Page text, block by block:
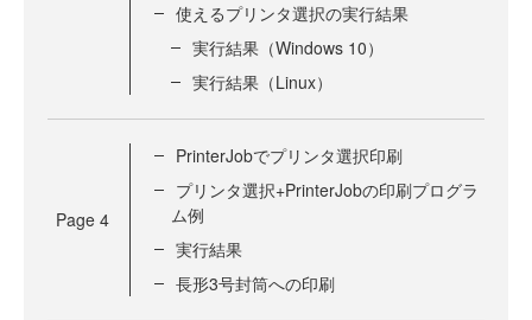
使えるプリンタ選択の実行結果
実行結果（Windows 10）
実行結果（Linux）
Page 4
PrinterJobでプリンタ選択印刷
プリンタ選択+PrinterJobの印刷プログラ
ム例
実行結果
長形3号封筒への印刷